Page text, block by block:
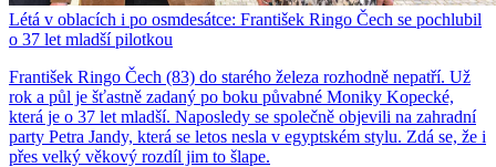
Létá v oblacích i po osmdesátce: František Ringo Čech se pochlubil
o 37 let mladší pilotkou
František Ringo Čech (83) do starého železa rozhodně nepatří. Už
rok a půl je šťastně zadaný po boku půvabné Moniky Kopecké,
která je o 37 let mladší. Naposledy se společně objevili na zahradní
party Petra Jandy, která se letos nesla v egyptském stylu. Zdá se, že i
přes velký věkový rozdíl jim to šlape.